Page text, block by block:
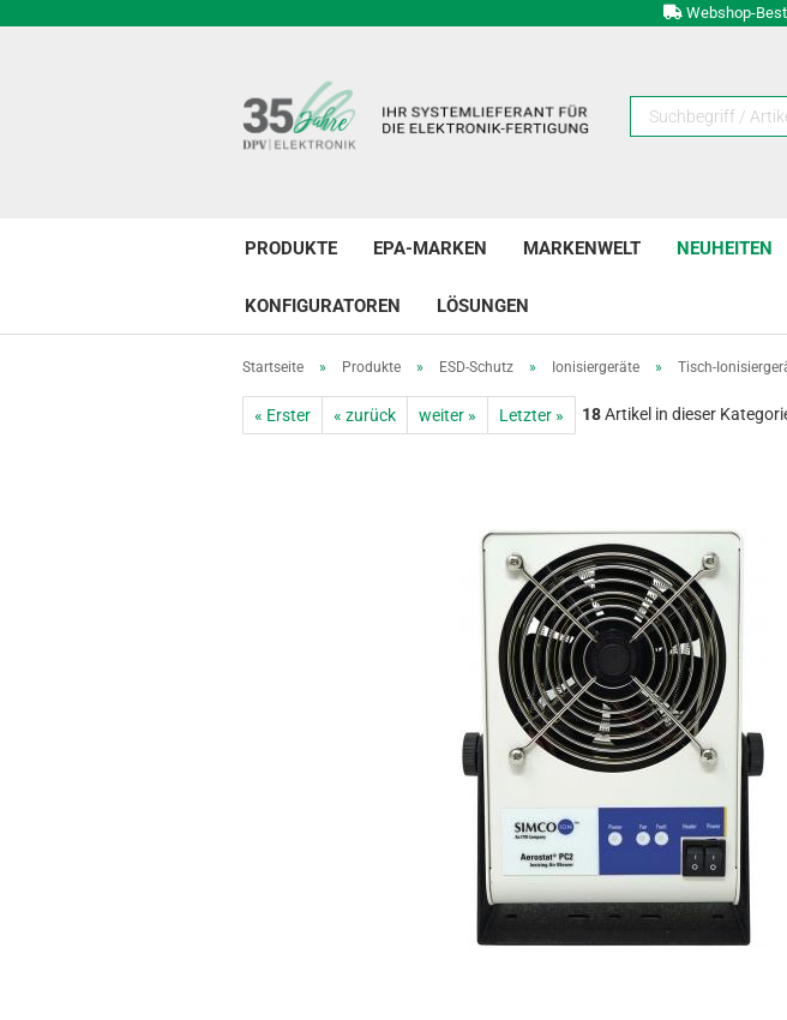
Webshop-
PRODUKTE EPA-MARKEN MARKENWELT NEUHEITEN
KONFIGURATOREN LÖSUNGEN
Startseite » Produkte » ESD-Schutz » Ionisiergeräte » Tisch-
« Erster « zurück weiter » Letzter » 18Artikel in dieser